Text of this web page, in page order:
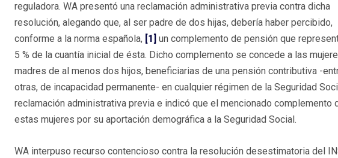
reguladora. WA presentó una reclamación administrativa previa contra dicha
resolución, alegando que, al ser padre de dos hijas, debería haber percibido,
conforme a la norma española, [1]
un complemento de pensión que
5 % de la cuantía inicial de ésta. Dicho complemento se concede a las
madres de al menos dos hijos, beneficiarias de una pensión contributiva -
otras, de incapacidad permanente- en cualquier régimen de la Seguridad
reclamación administrativa previa e indicó que el mencionado
estas mujeres por su aportación demográfica a la Seguridad Social.
WA interpuso recurso contencioso contra la resolución desestimatoria del